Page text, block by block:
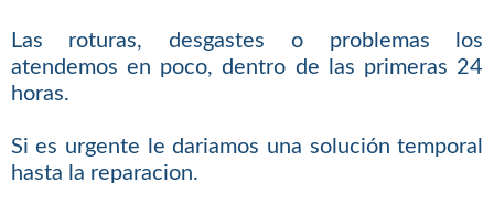
Las roturas, desgastes o problemas los
atendemos en poco, dentro de las primeras 24
horas.
Si es urgente le dariamos una solución temporal
hasta la reparacion.